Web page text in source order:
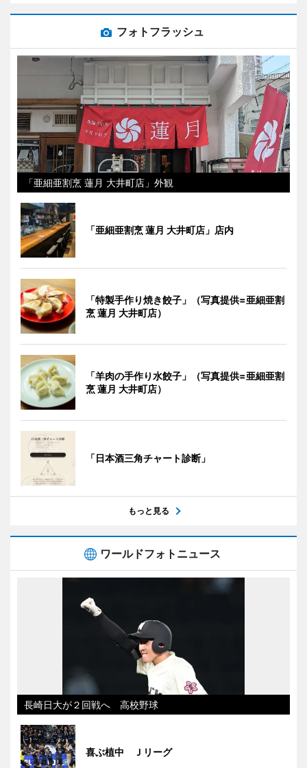
フォトフラッシュ
「亜細亜割烹 蓮月 大井町店」外観
「亜細亜割烹 蓮月 大井町店」店内
「特製手作り焼き餃子」（写真提供=亜細亜割
烹 蓮月 大井町店）
「羊肉の手作り水餃子」（写真提供=亜細亜割
烹 蓮月 大井町店）
「日本酒三角チャート診断」
もっと見る
ワールドフォトニュース
長崎日大が２回戦へ 高校野球
喜ぶ植中 Ｊリーグ